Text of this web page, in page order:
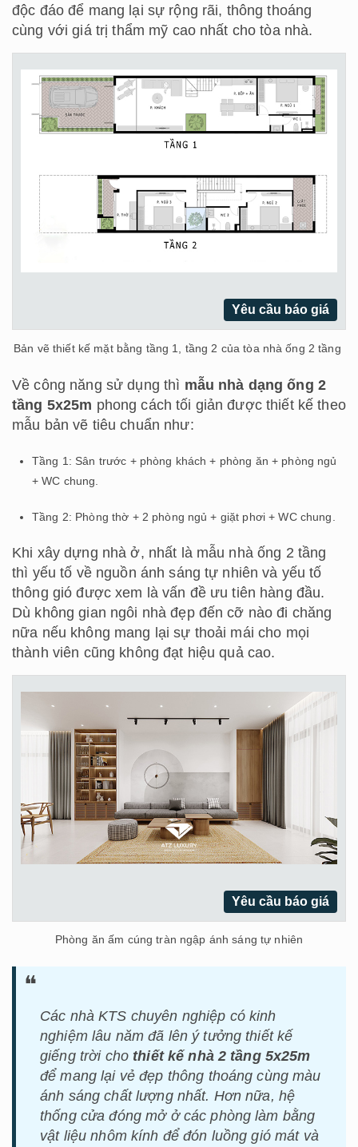
độc đáo để mang lại sự rộng rãi, thông thoáng
cùng với giá trị thẩm mỹ cao nhất cho tòa nhà.
Yêu cầu báo giá
Bản vẽ thiết kế mặt bằng tầng 1, tầng 2 của tòa nhà ống 2 tầng
Về công năng sử dụng thì mẫu nhà dạng ống 2
tầng 5x25m phong cách tối giản được thiết kế theo
mẫu bản vẽ tiêu chuẩn như:
Tầng 1: Sân trước + phòng khách + phòng ăn + phòng ngủ
+ WC chung.
Tầng 2: Phòng thờ + 2 phòng ngủ + giặt phơi + WC chung.
Khi xây dựng nhà ở, nhất là mẫu nhà ống 2 tầng
thì yếu tố về nguồn ánh sáng tự nhiên và yếu tố
thông gió được xem là vấn đề ưu tiên hàng đầu.
Dù không gian ngôi nhà đẹp đến cỡ nào đi chăng
nữa nếu không mang lại sự thoải mái cho mọi
thành viên cũng không đạt hiệu quả cao.
Yêu cầu báo giá
Phòng ăn ấm cúng tràn ngập ánh sáng tự nhiên
Các nhà KTS chuyên nghiệp có kinh
nghiệm lâu năm đã lên ý tưởng thiết kế
giếng trời cho thiết kế nhà 2 tầng 5x25m
để mang lại vẻ đẹp thông thoáng cùng màu
ánh sáng chất lượng nhất. Hơn nữa, hệ
thống cửa đóng mở ở các phòng làm bằng
vật liệu nhôm kính để đón luồng gió mát và